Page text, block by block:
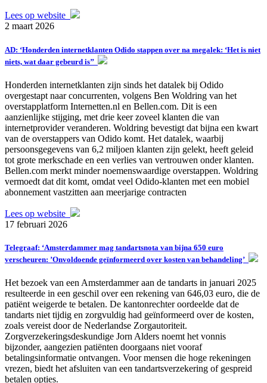
Lees op website
2 maart 2026
AD: ‘Honderden internetklanten Odido stappen over na megalek: ‘Het is niet
niets, wat daar gebeurd is’’
Honderden internetklanten zijn sinds het datalek bij Odido
overgestapt naar concurrenten, volgens Ben Woldring van het
overstapplatform Internetten.nl en Bellen.com. Dit is een
aanzienlijke stijging, met drie keer zoveel klanten die van
internetprovider veranderen. Woldring bevestigt dat bijna een kwart
van de overstappers van Odido komt. Het datalek, waarbij
persoonsgegevens van 6,2 miljoen klanten zijn gelekt, heeft geleid
tot grote merkschade en een verlies van vertrouwen onder klanten.
Bellen.com merkt minder noemenswaardige overstappen. Woldring
vermoedt dat dit komt, omdat veel Odido-klanten met een mobiel
abonnement vastzitten aan meerjarige contracten
Lees op website
17 februari 2026
Telegraaf: ‘Amsterdammer mag tandartsnota van bijna 650 euro
verscheuren: ’Onvoldoende geïnformeerd over kosten van behandeling’
Het bezoek van een Amsterdammer aan de tandarts in januari 2025
resulteerde in een geschil over een rekening van 646,03 euro, die de
patiënt weigerde te betalen. De kantonrechter oordeelde dat de
tandarts niet tijdig en zorgvuldig had geïnformeerd over de kosten,
zoals vereist door de Nederlandse Zorgautoriteit.
Zorgverzekeringsdeskundige Jorn Alders noemt het vonnis
bijzonder, aangezien patiënten doorgaans niet vooraf
betalingsinformatie ontvangen. Voor mensen die hoge rekeningen
vrezen, biedt het afsluiten van een tandartsverzekering of gespreid
betalen opties.